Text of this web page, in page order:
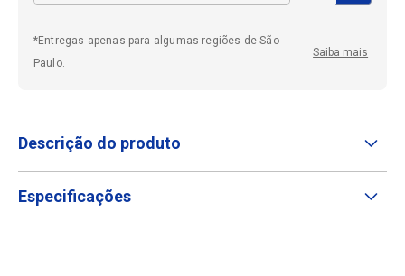
*Entregas apenas para algumas regiões de São
Paulo.
Saiba mais
Descrição do produto
Especificações